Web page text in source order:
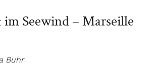
im Seewind – Marseille
Buhr